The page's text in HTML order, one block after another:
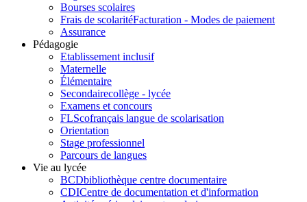
Bourses scolaires
Frais de scolaritéFacturation - Modes de paiement
Assurance
Pédagogie
Etablissement inclusif
Maternelle
Élémentaire
Secondairecollège - lycée
Examens et concours
FLScofrançais langue de scolarisation
Orientation
Stage professionnel
Parcours de langues
Vie au lycée
BCDbibliothèque centre documentaire
CDICentre de documentation et d'information